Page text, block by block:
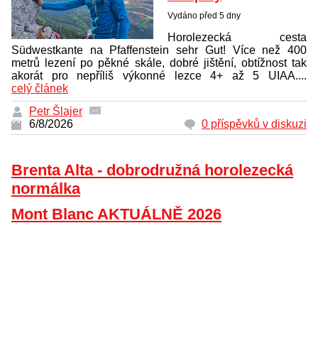
Vydáno před 5 dny
Horolezecká cesta
Südwestkante na Pfaffenstein sehr Gut! Více než 400
metrů lezení po pěkné skále, dobré jištění, obtížnost tak
akorát pro nepříliš výkonné lezce 4+ až 5 UIAA....
celý článek
Petr Šlajer
6/8/2026
0 příspěvků v diskuzi
Brenta Alta - dobrodružná horolezecká
normálka
Mont Blanc AKTUÁLNĚ 2026